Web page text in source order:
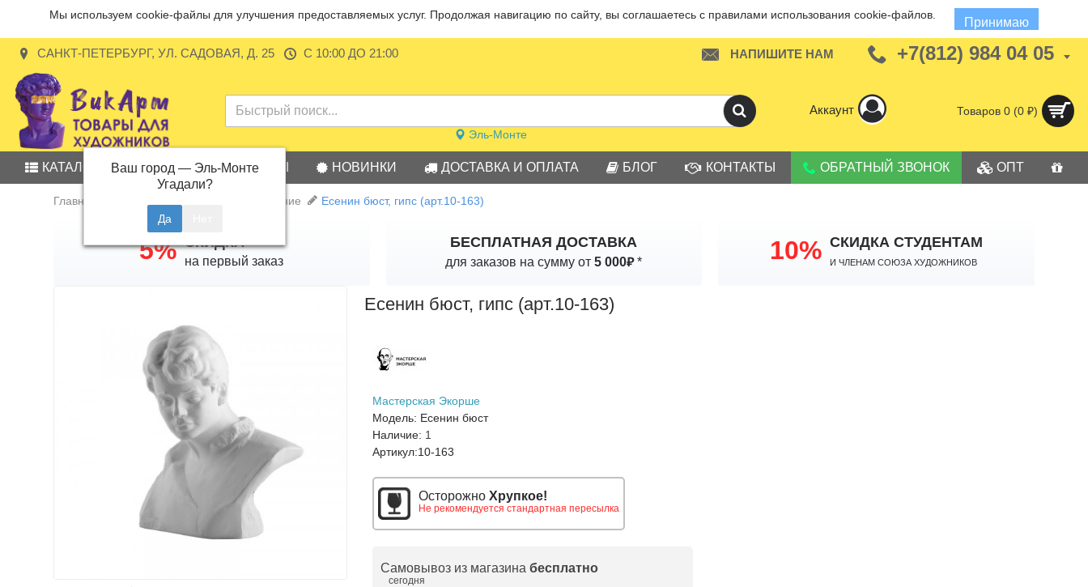
Мы используем cookie-файлы для улучшения предоставляемых услуг. Продолжая навигацию по сайту, вы соглашаетесь с правилами использования cookie-файлов.
Принимаю
САНКТ-ПЕТЕРБУРГ, УЛ. САДОВАЯ, Д. 25 С 10:00 ДО 21:00 НАПИШИТЕ НАМ +7(812) 984 04 05
Эль-Монте
Ваш город — Эль-Монте
Угадали?
Аккаунт Товаров 0 (0 ₽)
КАТАЛОГ АКЦИИ БРЕНДЫ НОВИНКИ ДОСТАВКА И ОПЛАТА БЛОГ КОНТАКТЫ ОБРАТНЫЙ ЗВОНОК ОПТ
Главная Учебные пособия и оборудование Есенин бюст, гипс (арт.10-163)
5% СКИДКА
на первый заказ
БЕСПЛАТНАЯ ДОСТАВКА
для заказов на сумму от5 000₽* 10% СКИДКА СТУДЕНТАМ
И членам Союза Художников
Есенин бюст, гипс (арт.10-163)
Мастерская Экорше
Модель: Есенин бюст
Наличие: 1
Артикул:10-163
Осторожно Хрупкое!
Не рекомендуется стандартная пересылка
Самовывоз из магазина бесплатно
сегодня